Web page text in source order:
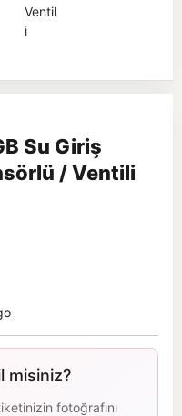
Su Giriş
/ Ventili
misiniz?
fotoğrafını